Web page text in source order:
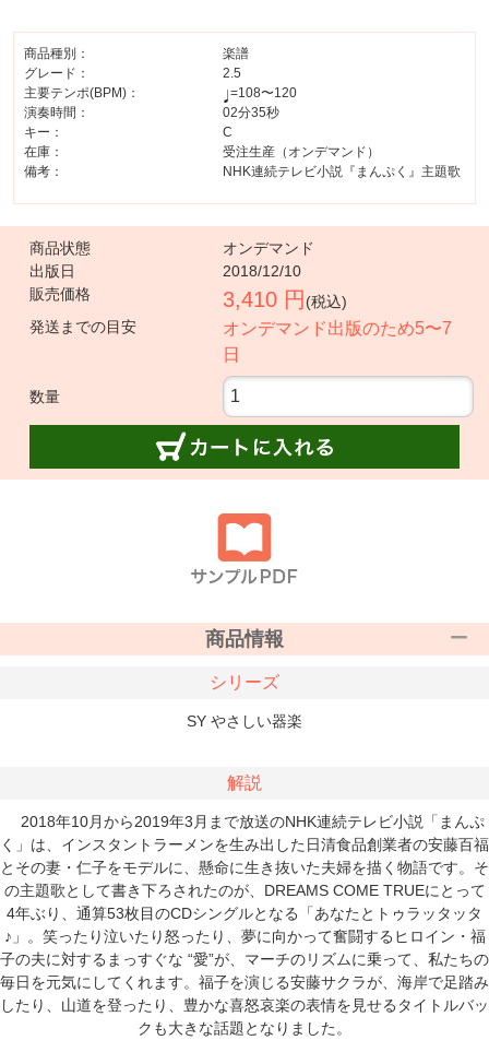
商品種別：
楽譜
グレード：
2.5
主要テンポ(BPM)：
=108〜120
演奏時間：
02分35秒
キー：
C
在庫：
受注生産（オンデマンド）
備考：
NHK連続テレビ小説『まんぷく』主題歌
商品状態
オンデマンド
出版日
2018/12/10
販売価格
3,410 円 (税込)
発送までの目安
オンデマンド出版のため5〜7
日
数量
商品情報
シリーズ
SY やさしい器楽
解説
2018年10月から2019年3月まで放送のNHK連続テレビ小説「まんぷ
く」は、インスタントラーメンを生み出した日清食品創業者の安藤百福
とその妻・仁子をモデルに、懸命に生き抜いた夫婦を描く物語です。そ
の主題歌として書き下ろされたのが、DREAMS COME TRUEにとって
4年ぶり、通算53枚目のCDシングルとなる「あなたとトゥラッタッタ
♪」。笑ったり泣いたり怒ったり、夢に向かって奮闘するヒロイン・福
子の夫に対するまっすぐな “愛”が、マーチのリズムに乗って、私たちの
毎日を元気にしてくれます。福子を演じる安藤サクラが、海岸で足踏み
したり、山道を登ったり、豊かな喜怒哀楽の表情を見せるタイトルバッ
クも大きな話題となりました。